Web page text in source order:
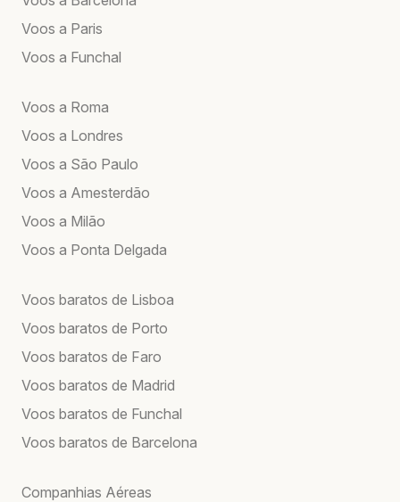
Voos a Paris
Voos a Funchal
Voos a Roma
Voos a Londres
Voos a São Paulo
Voos a Amesterdão
Voos a Milão
Voos a Ponta Delgada
Voos baratos de Lisboa
Voos baratos de Porto
Voos baratos de Faro
Voos baratos de Madrid
Voos baratos de Funchal
Voos baratos de Barcelona
Companhias Aéreas